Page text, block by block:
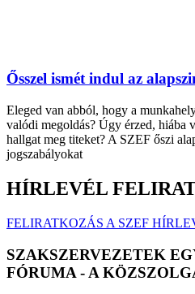
Ősszel ismét indul az
Eleged van abból, hogy a
valódi megoldás? Úgy érzed, hiába
hallgat meg titeket? A SZEF őszi
jogszabályokat
HÍRLEVÉL
FELIRATKOZÁS A SZEF
SZAKSZERVEZETEK
FÓRUMA - A